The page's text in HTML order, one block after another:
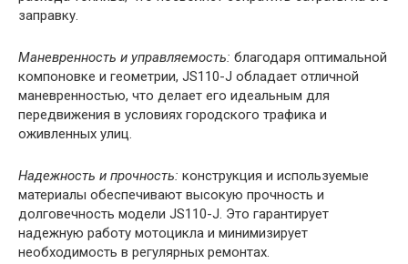
заправку.
Маневренность и управляемость: благодаря оптимальной
компоновке и геометрии, JS110-J обладает отличной
маневренностью, что делает его идеальным для
передвижения в условиях городского трафика и
оживленных улиц.
Надежность и прочность: конструкция и используемые
материалы обеспечивают высокую прочность и
долговечность модели JS110-J. Это гарантирует
надежную работу мотоцикла и минимизирует
необходимость в регулярных ремонтах.